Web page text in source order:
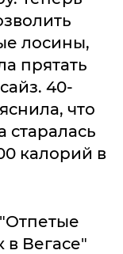
лосины,
прятать
40-
что
старалась
калорий в
Вегасе"